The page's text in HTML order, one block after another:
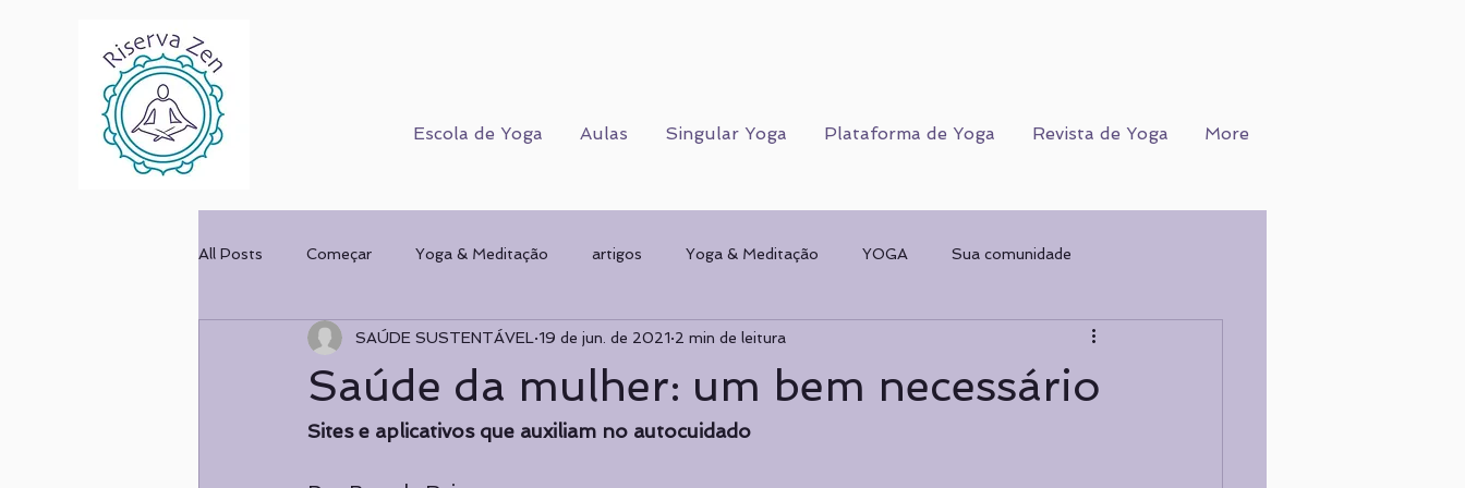
Escola de Yoga Aulas Singular Yoga Plataforma de Yoga Revista de Yoga More
All Posts Começar Yoga & Meditação artigos Yoga & Meditação YOGA Sua comunidade
Corpo Humano Cursos Corpo Humano CORPO FÍSICO WORKSHOPS
Mulher & Ofício COMPORTAMENTAL planos de Yoga
Saúde da mulher: um bem necessário
SAÚDE SUSTENTÁVEL 19 de jun. de 2021 2 min de leitura
Sites e aplicativos que auxiliam no autocuidado